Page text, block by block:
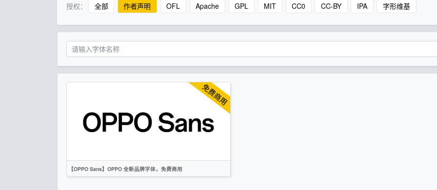
授权： 全部 作者声明 OFL Apache GPL MIT CC0 CC-BY IPA 字形维基
【OPPO Sans】OPPO 全新品牌字体，免费商用